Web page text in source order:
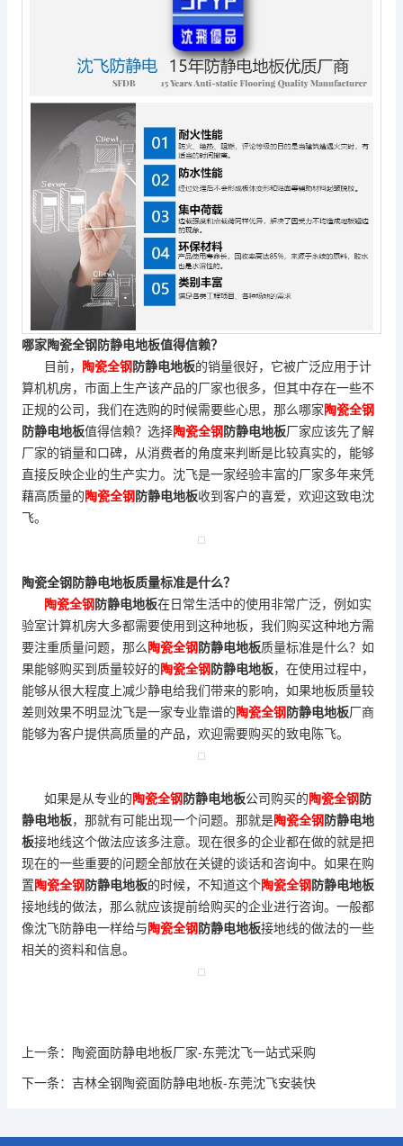
哪家陶瓷全钢 防静电地板值得信赖？
目前，
陶瓷全钢 防静电地板的销量很好，它被广泛应用于计
算机机房，市面上生产该产品的厂家也很多，但其中存在一些不
正规的公司，我们在选购的时候需要些心思，那么哪家陶瓷全钢
防静电地板值得信赖？选择陶瓷全钢 防静电地板厂家应该先了解
厂家的销量和口碑，从消费者的角度来判断是比较真实的，能够
直接反映企业的生产实力。沈飞是一家经验丰富的厂家多年来凭
藉高质量的陶瓷全钢 防静电地板收到客户的喜爱，欢迎这致电沈
飞。
陶瓷全钢 防静电地板质量标准是什么？
陶瓷全钢 防静电地板在日常生活中的使用非常广泛，例如实
验室计算机房大多都需要使用到这种地板，我们购买这种地方需
要注重质量问题，那么 陶瓷全钢 防静电地板质量标准是什么？如
果能够购买到质量较好的陶瓷全钢 防静电地板，在使用过程中，
能够从很大程度上减少静电给我们带来的影响，如果地板质量较
差则效果不明显沈飞是一家专业靠谱的陶瓷全钢 防静电地板厂商
能够为客户提供高质量的产品，欢迎需要购买的致电陈飞。
如果是从专业的陶瓷全钢 防静电地板公司购买的陶瓷全钢 防
静电地板，那就有可能出现一个问题。那就是陶瓷全钢 防静电地
板接地线这个做法应该多注意。现在很多的企业都在做的就是把
现在的一些重要的问题全部放在关键的谈话和咨询中。如果在购
置陶瓷全钢 防静电地板的时候，不知道这个陶瓷全钢 防静电地板
接地线的做法，那么就应该提前给购买的企业进行咨询。一般都
像沈飞防静电一样给与陶瓷全钢 防静电地板接地线的做法的一些
相关的资料和信息。
上一条： 陶瓷面防静电地板厂家-东莞沈飞一站式采购
下一条： 吉林全钢陶瓷面防静电地板-东莞沈飞安装快